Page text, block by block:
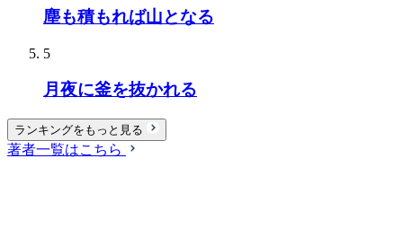
塵も積もれば山となる
5
月夜に釜を抜かれる
ランキングをもっと見る
著者一覧はこちら